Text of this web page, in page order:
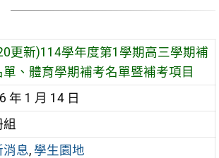
更新)114學年度第1學期高三學期補
單、體育學期補考名單暨補考項目
年 1 月 14 日
消息, 學生園地